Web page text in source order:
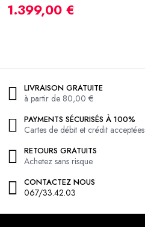
1.399,00 €
LIVRAISON GRATUITE
à partir de 80,00 €
PAYMENTS SÉCURISÉS À 100%
Cartes de débit et crédit acceptées
RETOURS GRATUITS
Achetez sans risque
CONTACTEZ NOUS
067/33.42.03